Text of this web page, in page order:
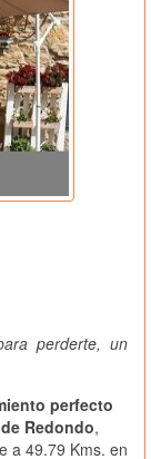
perderte, un
perfecto
Redondo,
a 49.79 Kms. en